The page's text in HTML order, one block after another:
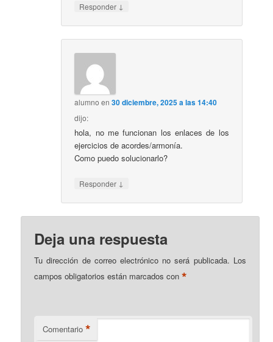
Responder ↓
alumno en30 diciembre, 2025 a las 14:40
dijo:
hola, no me funcionan los enlaces de los
ejercicios de acordes/armonía.
Como puedo solucionarlo?
Responder ↓
Deja una respuesta
Tu dirección de correo electrónico no será publicada. Los
campos obligatorios están marcados con*
Comentario *